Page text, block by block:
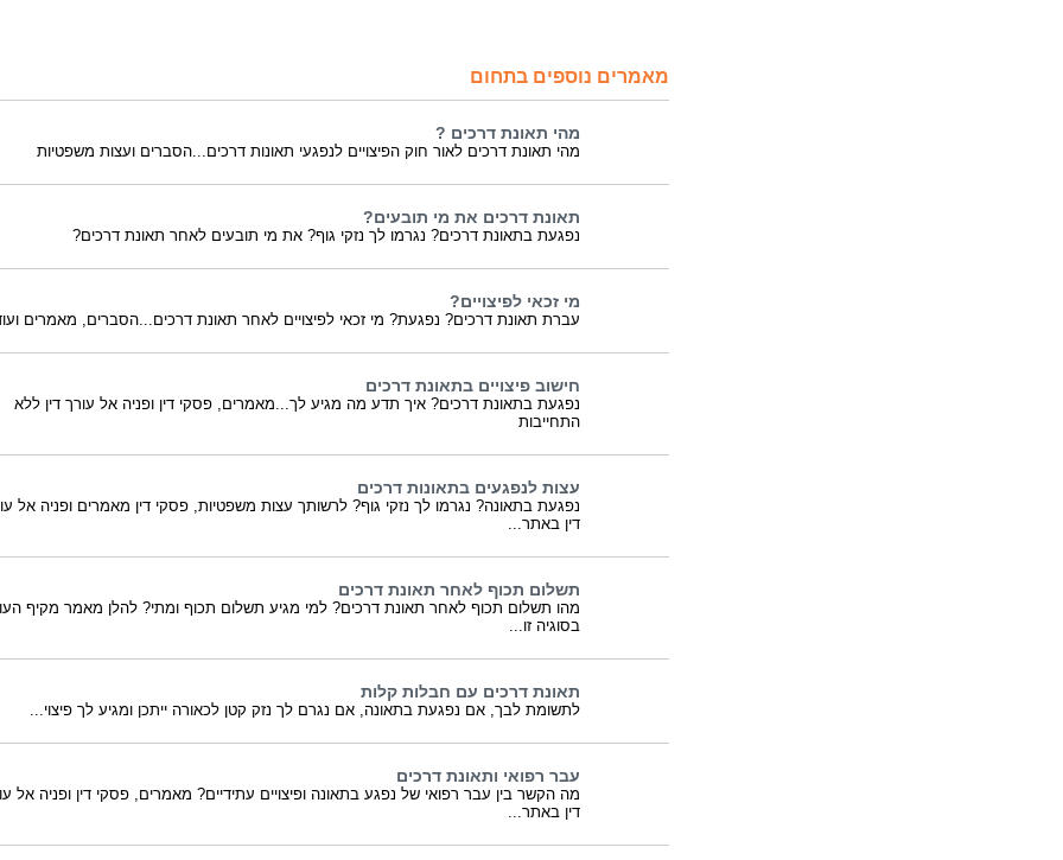
מאמרים נוספים בתחום
מהי תאונת דרכים ?
מהי תאונת דרכים לאור חוק הפיצויים לנפגעי תאונות דרכים...הסברים ועצות משפטיות
תאונת דרכים את מי תובעים?
נפגעת בתאונת דרכים? נגרמו לך נזקי גוף? את מי תובעים לאחר תאונת דרכים?
מי זכאי לפיצויים?
עברת תאונת דרכים? נפגעת? מי זכאי לפיצויים לאחר תאונת דרכים...הסברים, מאמרים
חישוב פיצויים בתאונת דרכים
נפגעת בתאונת דרכים? איך תדע מה מגיע לך...מאמרים, פסקי דין ופניה אל עורך דין ללא
התחייבות
עצות לנפגעים בתאונות דרכים
נפגעת בתאונה? נגרמו לך נזקי גוף? לרשותך עצות משפטיות, פסקי דין מאמרים ופניה אל
דין באתר...
תשלום תכוף לאחר תאונת דרכים
מהו תשלום תכוף לאחר תאונת דרכים? למי מגיע תשלום תכוף ומתי? להלן מאמר מקיף
בסוגיה זו...
תאונת דרכים עם חבלות קלות
לתשומת לבך, אם נפגעת בתאונה, אם נגרם לך נזק קטן לכאורה ייתכן ומגיע לך פיצוי...
עבר רפואי ותאונת דרכים
מה הקשר בין עבר רפואי של נפגע בתאונה ופיצויים עתידיים? מאמרים, פסקי דין ופניה אל
דין באתר...